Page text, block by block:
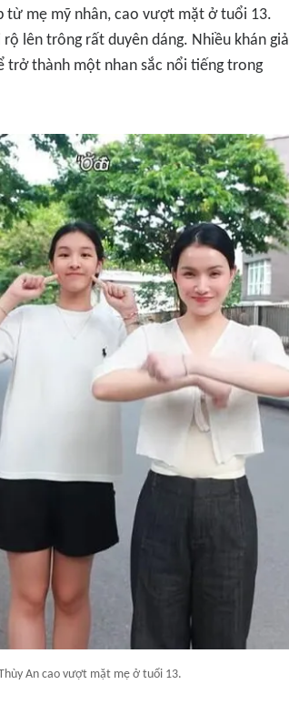
từ mẹ mỹ nhân, cao vượt mặt ở tuổi 13.
lên trông rất duyên dáng. Nhiều khán giả
trở thành một nhan sắc nổi tiếng trong
An cao vượt mặt mẹ ở tuổi 13.